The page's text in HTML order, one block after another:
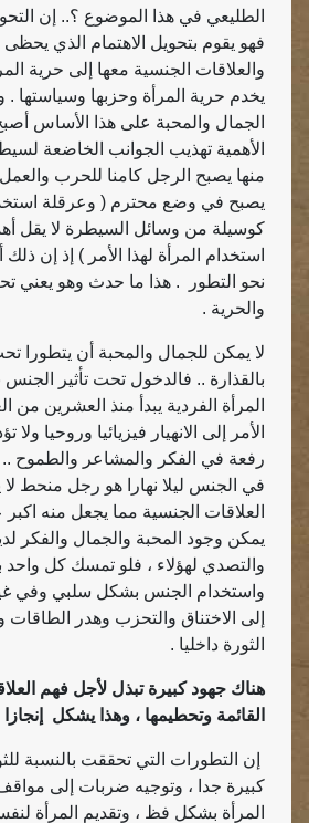
الطليعي في هذا الموضوع ؟.. إن
فهو يقوم بتحويل الاهتمام الذي يحظى
والعلاقات الجنسية معها إلى حرية
يخدم حرية المرأة وحزبها وسياستها .
الجمال والمحبة على هذا الأساس
الأهمية تهذيب الجوانب الخاضعة
منها يصبح الرجل كامنا للحرب والعمل
يصبح في وضع محترم ( وعرقلة
كوسيلة من وسائل السيطرة لا يقل
استخدام المرأة لهذا الأمر ) إذ إن ذلك
نحو التطور
. هذا ما حدث وهو يعني
والحرية .
لا يمكن للجمال والمحبة أن يتطورا
بالقذارة .. فالدخول تحت تأثير
المرأة الفردية يبدأ منذ العشرين من
الأمر إلى الانهيار فيزيائيا وروحيا ولا
رفعة في الفكر والمشاعر والطموح ..
في الجنس ليلا نهارا هو رجل منحط لا
العلاقات الجنسية مما يجعل منه اكبر
يمكن وجود المحبة والجمال والفكر
والتصدي لهؤلاء ، فلو تمسك كل واحد
واستخدام الجنس بشكل سلبي وفي غير
إلى الاختناق والتحزب وهدر الطاقات
الثورة داخليا .
هناك جهود كبيرة تبذل لأجل فهم
القائمة وتحطيمها ، وهذا يشكل إنجازا
إن التطورات التي تحققت بالنسبة
كبيرة جدا ، وتوجيه ضربات إلى
المرأة بشكل فظ ، وتقديم المرأة